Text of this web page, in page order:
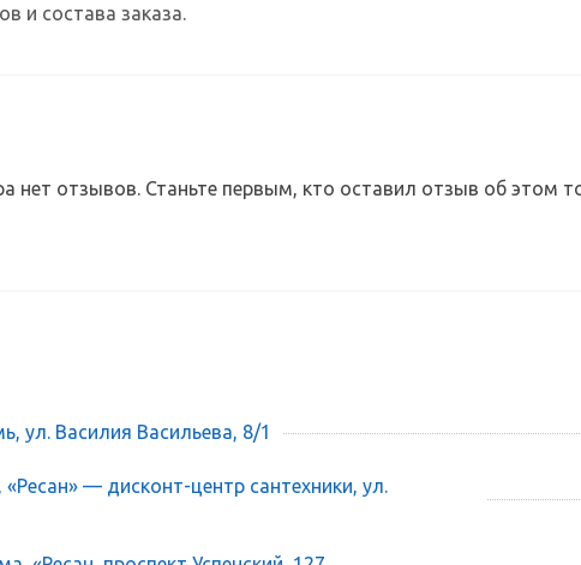
и состава заказа.
нет отзывов. Станьте первым, кто оставил отзыв об этом
ул. Василия Васильева, 8/1
«Ресан» — дисконт-центр сантехники, ул.